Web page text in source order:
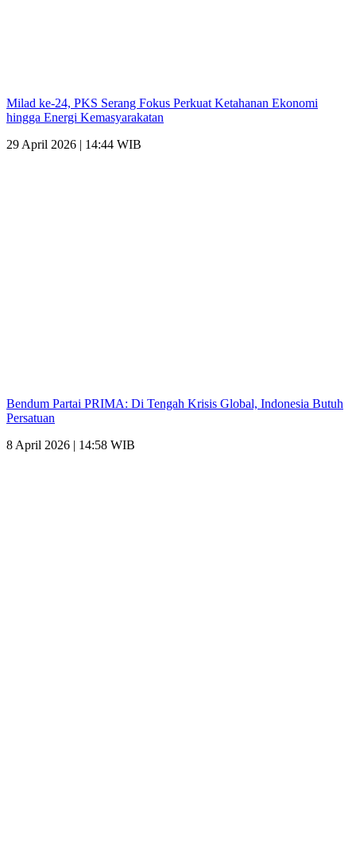
Milad ke-24, PKS Serang Fokus Perkuat Ketahanan Ekonomi
hingga Energi Kemasyarakatan
29 April 2026 | 14:44 WIB
Bendum Partai PRIMA: Di Tengah Krisis Global, Indonesia Butuh
Persatuan
8 April 2026 | 14:58 WIB